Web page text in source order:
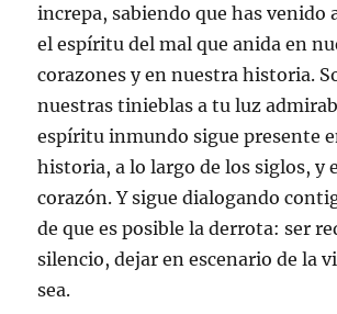
increpa, sabiendo que has venido
el espíritu del mal que anida en
corazones y en nuestra historia.
nuestras tinieblas a tu luz
espíritu inmundo sigue presente
historia, a lo largo de los siglos, y
corazón. Y sigue dialogando
de que es posible la derrota: ser
silencio, dejar en escenario de la
sea.